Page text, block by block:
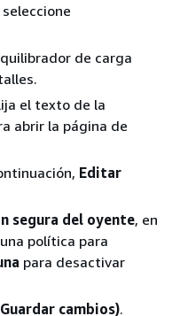
de carga
el texto de la
abrir la página de
Editar
segura del oyente, en
política para
para desactivar
cambios).